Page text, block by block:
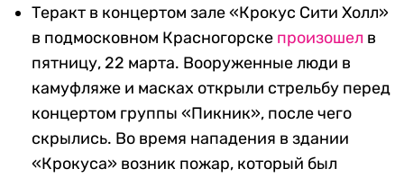
Теракт в концертом зале «Крокус Сити Холл»
в подмосковном Красногорске произошел в
пятницу, 22 марта. Вооруженные люди в
камуфляже и масках открыли стрельбу перед
концертом группы «Пикник», после чего
скрылись. Во время нападения в здании
«Крокуса» возник пожар, который был